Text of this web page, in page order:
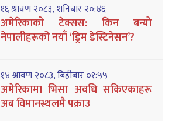
१६ श्रावण २०८३, शनिबार २०:४६
अमेरिकाको टेक्सस: किन बन्यो
नेपालीहरूको नयाँ ‘ड्रिम डेस्टिनेसन’?
१४ श्रावण २०८३, बिहीबार ०१:५५
अमेरिकामा भिसा अवधि सकिएकाहरू
अब विमानस्थलमै पक्राउ